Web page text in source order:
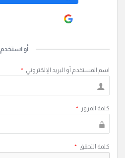
أو استخدم
اسم المستخدم أو البريد الإلكتروني *
كلمة المرور *
كلمة التحقق *